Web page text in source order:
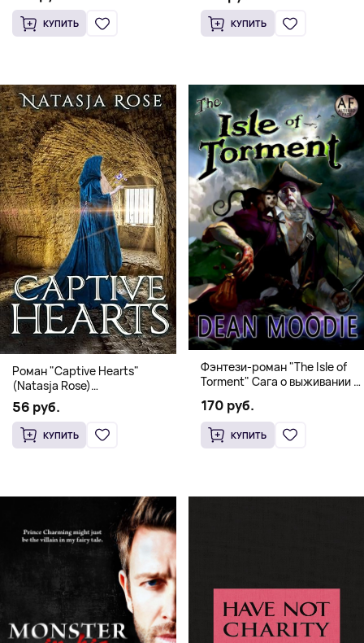
КУПИТЬ КУПИТЬ
Роман "Captive Hearts"
(Natasja Rose)
Романтическое фэнтези
56 руб.
КУПИТЬ
Фэнтези-роман "The Isle of
Torment" Сага о выживании и
170 руб.
КУПИТЬ